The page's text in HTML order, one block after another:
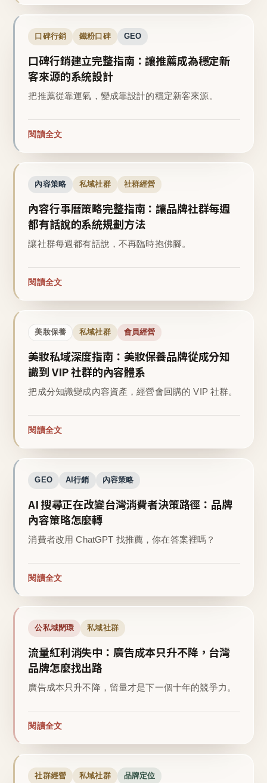
口碑行銷 鐵粉口碑 GEO
口碑行銷建立完整指南：讓推薦成為穩定新
客來源的系統設計
把推薦從靠運氣，變成靠設計的穩定新客來源。
閱讀全文
內容策略 私域社群 社群經營
內容行事曆策略完整指南：讓品牌社群每週
都有話說的系統規劃方法
讓社群每週都有話說，不再臨時抱佛腳。
閱讀全文
美妝保養 私域社群 會員經營
美妝私域深度指南：美妝保養品牌從成分知
識到 VIP 社群的內容體系
把成分知識變成內容資產，經營會回購的 VIP 社群。
閱讀全文
GEO AI行銷 內容策略
AI 搜尋正在改變台灣消費者決策路徑：品牌
內容策略怎麼轉
消費者改用 ChatGPT 找推薦，你在答案裡嗎？
閱讀全文
公私域閉環 私域社群
流量紅利消失中：廣告成本只升不降，台灣
品牌怎麼找出路
廣告成本只升不降，留量才是下一個十年的競爭力。
閱讀全文
社群經營 私域社群 品牌定位